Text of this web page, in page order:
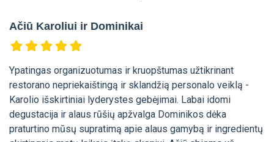
Ačiū Karoliui ir Dominikai
Ypatingas organizuotumas ir kruopštumas užtikrinant
restorano nepriekaištingą ir sklandžią personalo veiklą -
Karolio išskirtiniai lyderystes gebėjimai. Labai idomi
degustacija ir alaus rūšių apžvalga Dominikos dėka
praturtino mūsų supratimą apie alaus gamybą ir ingredientų